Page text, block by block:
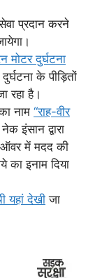
प्रदान करने
मोटर दुर्घटना
के पीड़ितों
रहा है।
नाम “राह-वीर
इंसान द्वारा
ऑवर में मदद की
का इनाम दिया
यहां देखी जा